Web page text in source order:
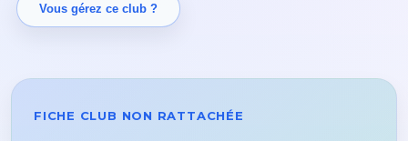
Vous gérez ce club ?
FICHE CLUB NON RATTACHÉE